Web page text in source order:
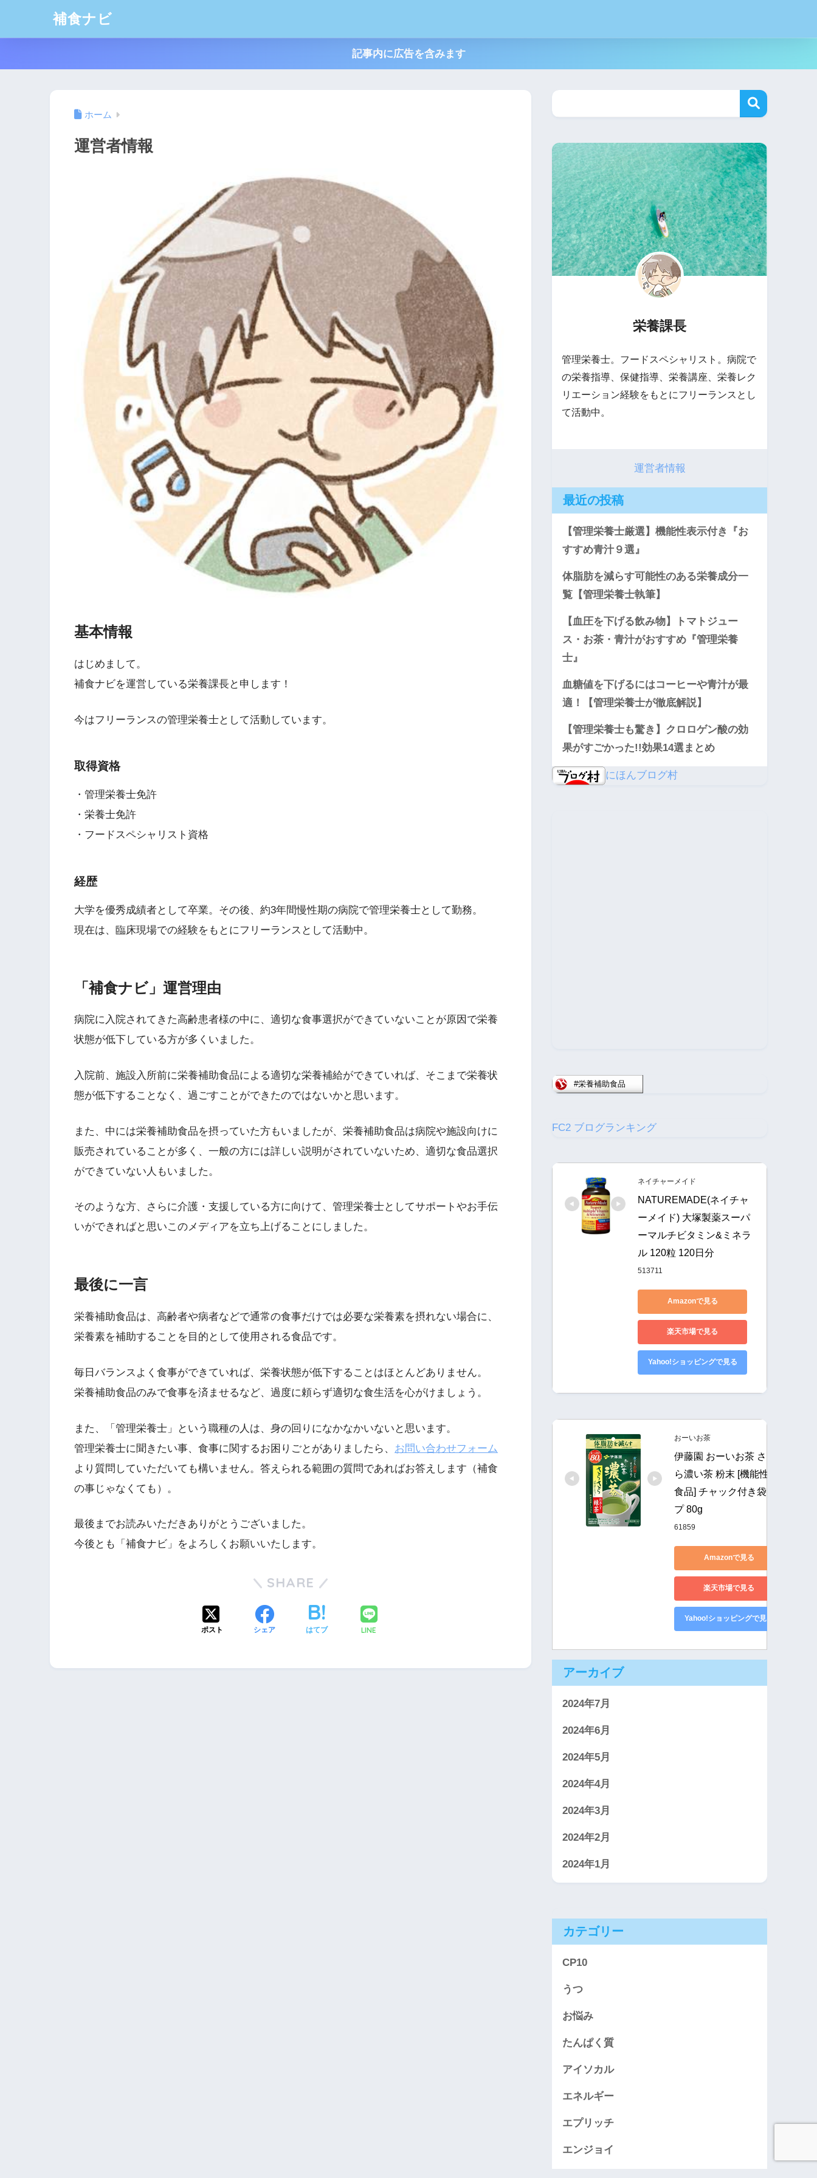
補食ナビ
記事内に広告を含みます
ホーム
運営者情報
基本情報
はじめまして。
補食ナビを運営している栄養課長と申します！
今はフリーランスの管理栄養士として活動しています。
取得資格
・管理栄養士免許
・栄養士免許
・フードスペシャリスト資格
経歴
大学を優秀成績者として卒業。その後、約3年間慢性期の病院で管理栄養士として勤務。
現在は、臨床現場での経験をもとにフリーランスとして活動中。
「補食ナビ」運営理由
病院に入院されてきた高齢患者様の中に、適切な食事選択ができていないことが原因で栄養
状態が低下している方が多くいました。
入院前、施設入所前に栄養補助食品による適切な栄養補給ができていれば、そこまで栄養状
態が低下することなく、過ごすことができたのではないかと思います。
また、中には栄養補助食品を摂っていた方もいましたが、栄養補助食品は病院や施設向けに
販売されていることが多く、一般の方には詳しい説明がされていないため、適切な食品選択
ができていない人もいました。
そのような方、さらに介護・支援している方に向けて、管理栄養士としてサポートやお手伝
いができればと思いこのメディアを立ち上げることにしました。
最後に一言
栄養補助食品は、高齢者や病者などで通常の食事だけでは必要な栄養素を摂れない場合に、
栄養素を補助することを目的として使用される食品です。
毎日バランスよく食事ができていれば、栄養状態が低下することはほとんどありません。
栄養補助食品のみで食事を済ませるなど、過度に頼らず適切な食生活を心がけましょう。
また、「管理栄養士」という職種の人は、身の回りになかなかいないと思います。
管理栄養士に聞きたい事、食事に関するお困りごとがありましたら、 お問い合わせフォーム
より質問していただいても構いません。答えられる範囲の質問であればお答えします（補食
の事じゃなくても）。
最後までお読みいただきありがとうございました。
今後とも「補食ナビ」をよろしくお願いいたします。
SHARE
ポスト シェア はてブ LINE
栄養課長
管理栄養士。フードスペシャリスト。病院で
の栄養指導、保健指導、栄養講座、栄養レク
リエーション経験をもとにフリーランスとし
て活動中。
運営者情報
最近の投稿
【管理栄養士厳選】機能性表示付き『お
すすめ青汁９選』
体脂肪を減らす可能性のある栄養成分一
覧【管理栄養士執筆】
【血圧を下げる飲み物】トマトジュー
ス・お茶・青汁がおすすめ『管理栄養
士』
血糖値を下げるにはコーヒーや青汁が最
適！【管理栄養士が徹底解説】
【管理栄養士も驚き】クロロゲン酸の効
果がすごかった!!効果14選まとめ
にほんブログ村
FC2 ブログランキング
ネイチャーメイド
NATUREMADE(ネイチャ
ーメイド) 大塚製薬スーパ
ーマルチビタミン&ミネラ
ル 120粒 120日分
513711
Amazonで見る
楽天市場で見る
Yahoo!ショッピングで見る
おーいお茶
伊藤園 おーいお茶 さらさ
ら濃い茶 粉末 [機能性表示
食品] チャック付き袋タイ
プ 80g
61859
Amazonで見る
楽天市場で見る
Yahoo!ショッピングで見る
アーカイブ
2024年7月
2024年6月
2024年5月
2024年4月
2024年3月
2024年2月
2024年1月
カテゴリー
CP10
うつ
お悩み
たんぱく質
アイソカル
エネルギー
エプリッチ
エンジョイ